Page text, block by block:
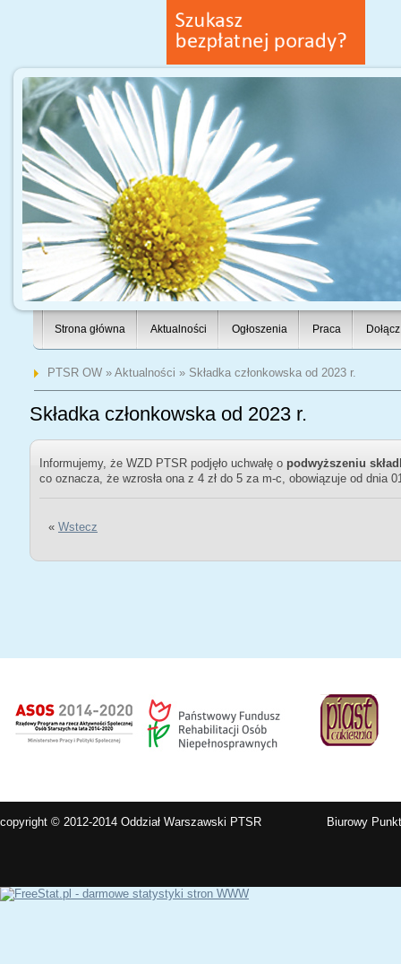
Strona główna Aktualności Ogłoszenia Praca
PTSR OW» Aktualności » Składka członkowska od 2023 r.
Składka członkowska od 2023 r.
Informujemy, że WZD PTSR podjęło uchwałę o podwyższeniu
co oznacza, że wzrosła ona z 4 zł do 5 za m-c, obowiązuje od dnia
« Wstecz
copyright © 2012-2014 Oddział Warszawski PTSR Biurowy